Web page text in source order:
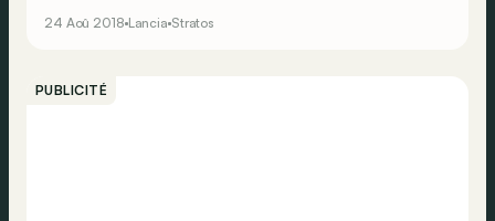
24 Aoû 2018 Lancia Stratos
PUBLICITÉ